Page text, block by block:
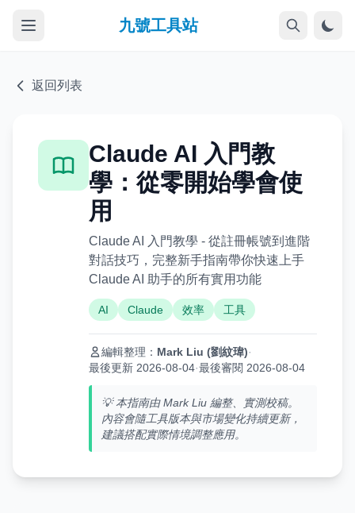
九號工具站
返回列表
Claude AI 入門教
學：從零開始學會使
用
Claude AI 入門教學 - 從註冊帳號到進階
對話技巧，完整新手指南帶你快速上手
Claude AI 助手的所有實用功能
AI Claude 效率 工具
編輯整理： Mark Liu (劉紋瑋)·
最後更新 2026-08-04·最後審閱 2026-08-04
💡 本指南由 Mark Liu 編整、實測校稿。
內容會隨工具版本與市場變化持續更新，
建議搭配實際情境調整應用。